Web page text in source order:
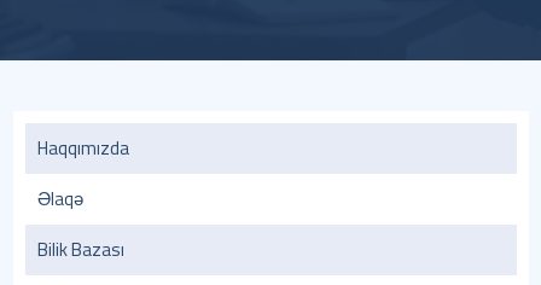
Haqqımızda
Əlaqə
Bilik Bazası
Korporativ Məlumatlarımız